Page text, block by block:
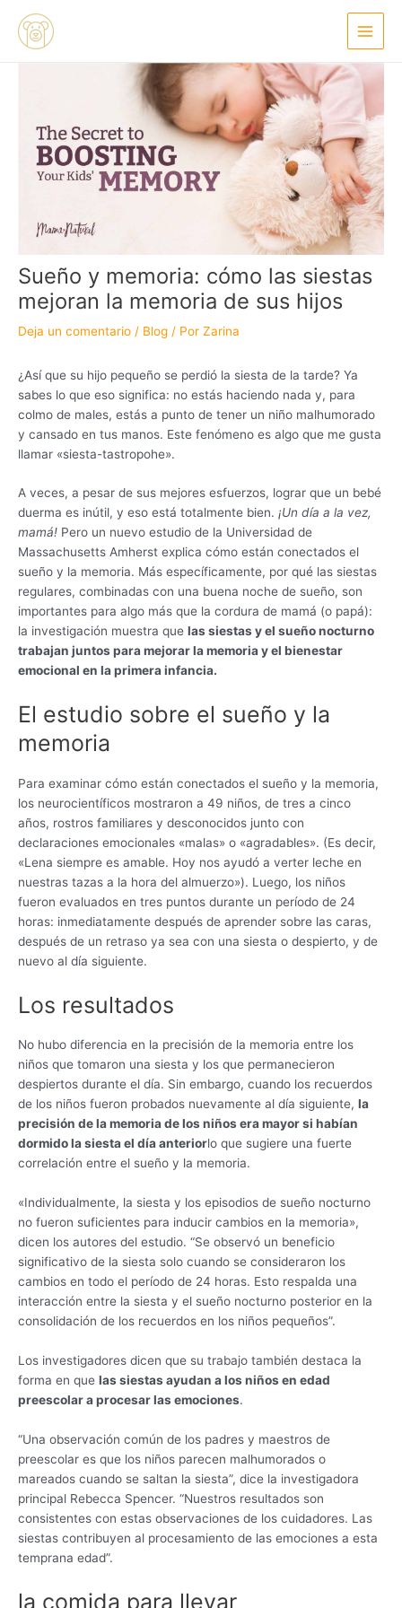
contenido
Main
Menu
Sueño y memoria: cómo las siestas
mejoran la memoria de sus hijos
Deja un comentario / Blog / Por Zarina
¿Así que su hijo pequeño se perdió la siesta de la tarde? Ya
sabes lo que eso significa: no estás haciendo nada y, para
colmo de males, estás a punto de tener un niño malhumorado
y cansado en tus manos. Este fenómeno es algo que me gusta
llamar «siesta-tastropohe».
A veces, a pesar de sus mejores esfuerzos, lograr que un bebé
duerma es inútil, y eso está totalmente bien. ¡Un día a la vez,
mamá! Pero un nuevo estudio de la Universidad de
Massachusetts Amherst explica cómo están conectados el
sueño y la memoria. Más específicamente, por qué las siestas
regulares, combinadas con una buena noche de sueño, son
importantes para algo más que la cordura de mamá (o papá):
la investigación muestra que las siestas y el sueño nocturno
trabajan juntos para mejorar la memoria y el bienestar
emocional en la primera infancia.
El estudio sobre el sueño y la
memoria
Para examinar cómo están conectados el sueño y la memoria,
los neurocientíficos mostraron a 49 niños, de tres a cinco
años, rostros familiares y desconocidos junto con
declaraciones emocionales «malas» o «agradables». (Es decir,
«Lena siempre es amable. Hoy nos ayudó a verter leche en
nuestras tazas a la hora del almuerzo»). Luego, los niños
fueron evaluados en tres puntos durante un período de 24
horas: inmediatamente después de aprender sobre las caras,
después de un retraso ya sea con una siesta o despierto, y de
nuevo al día siguiente.
Los resultados
No hubo diferencia en la precisión de la memoria entre los
niños que tomaron una siesta y los que permanecieron
despiertos durante el día. Sin embargo, cuando los recuerdos
de los niños fueron probados nuevamente al día siguiente, la
precisión de la memoria de los niños era mayor si habían
dormido la siesta el día anteriorlo que sugiere una fuerte
correlación entre el sueño y la memoria.
«Individualmente, la siesta y los episodios de sueño nocturno
no fueron suficientes para inducir cambios en la memoria»,
dicen los autores del estudio. “Se observó un beneficio
significativo de la siesta solo cuando se consideraron los
cambios en todo el período de 24 horas. Esto respalda una
interacción entre la siesta y el sueño nocturno posterior en la
consolidación de los recuerdos en los niños pequeños”.
Los investigadores dicen que su trabajo también destaca la
forma en que las siestas ayudan a los niños en edad
preescolar a procesar las emociones.
“Una observación común de los padres y maestros de
preescolar es que los niños parecen malhumorados o
mareados cuando se saltan la siesta”, dice la investigadora
principal Rebecca Spencer. “Nuestros resultados son
consistentes con estas observaciones de los cuidadores. Las
siestas contribuyen al procesamiento de las emociones a esta
temprana edad”.
la comida para llevar
de
entradas